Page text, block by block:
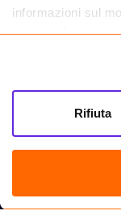
informazioni sul
partner che si
informazioni che
tuo utilizzo dei
Rifiuta
Farma.it S.a.s. P. IVA
CREDITS
Sede legale Via delle